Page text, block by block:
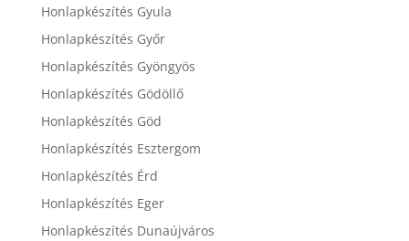
Honlapkészítés Gyula
Honlapkészítés Győr
Honlapkészítés Gyöngyös
Honlapkészítés Gödöllő
Honlapkészítés Göd
Honlapkészítés Esztergom
Honlapkészítés Érd
Honlapkészítés Eger
Honlapkészítés Dunaújváros